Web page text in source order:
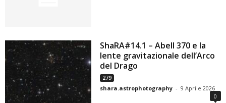
ShaRA#14.1 – Abell 370 e la
lente gravitazionale dell’Arco
del Drago
279
shara.astrophotography - 9 Aprile 2026
0